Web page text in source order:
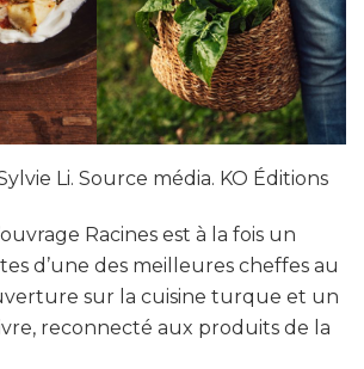
Li. Source média. KO Éditions
Racines est à la fois un
d’une des meilleures cheffes au
sur la cuisine turque et un
reconnecté aux produits de la